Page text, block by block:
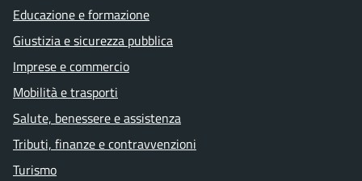
Educazione e formazione
Giustizia e sicurezza pubblica
Imprese e commercio
Mobilità e trasporti
Salute, benessere e assistenza
Tributi, finanze e contravvenzioni
Turismo